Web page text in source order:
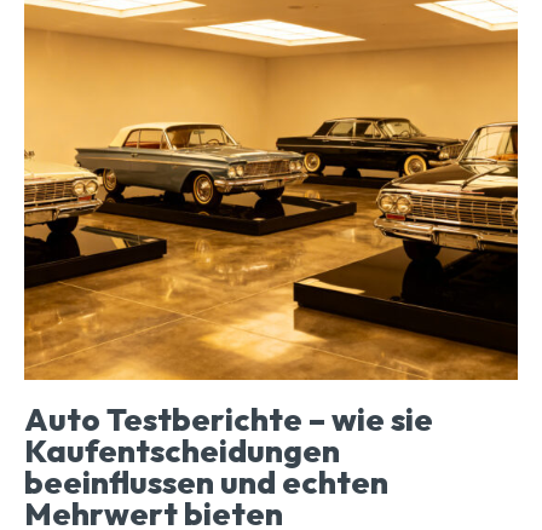
Auto Testberichte – wie sie
Kaufentscheidungen
beeinflussen und echten
Mehrwert bieten